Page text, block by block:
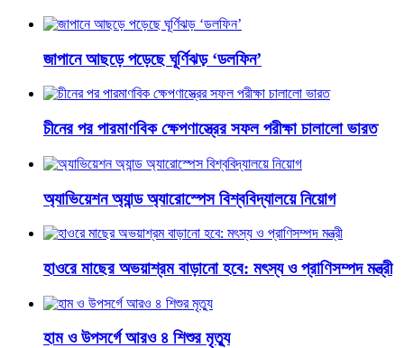
জাপানে আছড়ে পড়েছে ঘূর্ণিঝড় ‘ডলফিন’
চীনের পর পারমাণবিক ক্ষেপণাস্ত্রের সফল পরীক্ষা চালালো ভারত
অ্যাভিয়েশন অ্যান্ড অ্যারোস্পেস বিশ্ববিদ্যালয়ে নিয়োগ
হাওরে মাছের অভয়াশ্রম বাড়ানো হবে: মৎস্য ও প্রাণিসম্পদ মন্ত্রী
হাম ও উপসর্গে আরও ৪ শিশুর মৃত্যু